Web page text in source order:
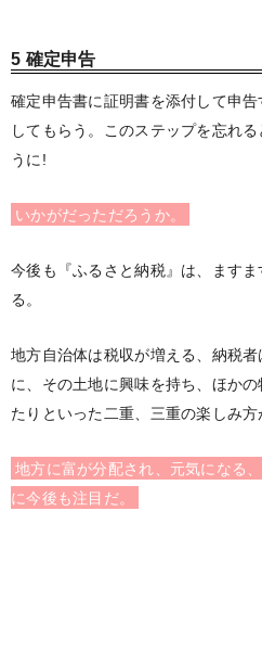
5 確定申告
確定申告書に証明書を添付して申
してもらう。このステップを忘れ
うに!
いかがだっただろうか。
今後も『ふるさと納税』は、ます
る。
地方自治体は税収が増える、納税
に、その土地に興味を持ち、ほか
たりといった二重、三重の楽しみ方
地方に富が分配され、元気になる
に今後も注目だ。